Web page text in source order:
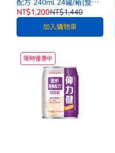
配方 240ml 24罐/箱(整箱
出貨)[一箱再加贈4罐]
NT$1,200NT$1,440
加入購物車
限時優惠中